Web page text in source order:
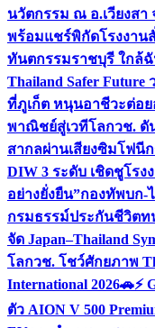
นวัตกรรม ณ อ.เวียงสา
พร้อมแชร์พิกัดโรงงาน
ทันตกรรมราชบุรี ใกล้
Thailand Safer
ที่ภูเก็ต หนุนอาชีวะต่อ
พาณิชย์สู่เวทีโลกวช. ดั
สากลผ่านเสียงซิมโฟนี
DIW 3 ระดับ เชิดชูโร
อย่างยั่งยืน”กองทัพบก-
กรมธรรม์ประกันชีวิตท
จัด Japan–Thailand
โลกวช. โชว์ศักยภาพ
International 2026🚗⚡️
ตัว AION V 500